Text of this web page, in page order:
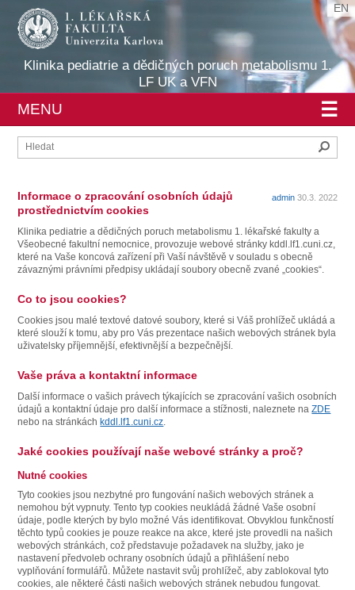
Klinika pediatrie a dědičných poruch metabolismu 1.
LF UK a VFN
EN
☰
MENU
admin30.3. 2022
Informace o zpracování osobních údajů
prostřednictvím cookies
Klinika pediatrie a dědičných poruch metabolismu 1. lékařské fakulty a
Všeobecné fakultní nemocnice, provozuje webové stránky kddl.lf1.cuni.cz,
které na Vaše koncová zařízení při Vaší návštěvě v souladu s obecně
závaznými právními předpisy ukládají soubory obecně zvané „cookies“.
Co to jsou cookies?
Cookies jsou malé textové datové soubory, které si Váš prohlížeč ukládá a
které slouží k tomu, aby pro Vás prezentace našich webových stránek byla
uživatelsky příjemnější, efektivnější a bezpečnější.
Vaše práva a kontaktní informace
Další informace o vašich právech týkajících se zpracování vašich osobních
údajů a kontaktní údaje pro další informace a stížnosti, naleznete naZDE
nebo na stránkách kddl.lf1.cuni.cz.
Jaké cookies používají naše webové stránky a proč?
Nutné cookies
Tyto cookies jsou nezbytné pro fungování našich webových stránek a
nemohou být vypnuty. Tento typ cookies neukládá žádné Vaše osobní
údaje, podle kterých by bylo možné Vás identifikovat. Obvyklou funkčností
těchto typů cookies je pouze reakce na akce, které jste provedli na našich
webových stránkách, což představuje požadavek na služby, jako je
nastavení předvoleb ochrany osobních údajů a přihlášení nebo
vyplňování formulářů. Můžete nastavit svůj prohlížeč, aby zablokoval tyto
cookies, ale některé části našich webových stránek nebudou fungovat.